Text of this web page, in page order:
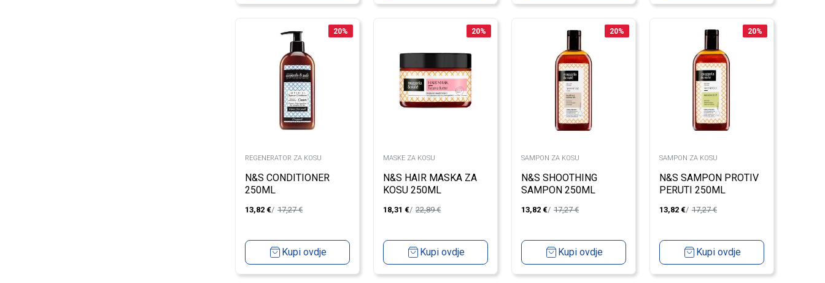
20%
REGENERATOR ZA KOSU
N&S CONDITIONER
250ML
13,82 € 17,27€
Kupi ovdje
20%
MASKE ZA KOSU
N&S HAIR MASKA ZA
KOSU 250ML
18,31 € 22,89€
Kupi ovdje
20%
SAMPON ZA KOSU
N&S SHOOTHING
SAMPON 250ML
13,82 € 17,27€
Kupi ovdje
20%
SAMPON ZA KOSU
N&S SAMPON PROTIV
PERUTI 250ML
13,82 € 17,27€
Kupi ovdje